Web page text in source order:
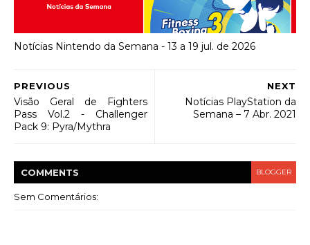
Notícias Nintendo da Semana - 13 a 19 jul. de 2026
NEXT
Notícias PlayStation da
Semana – 7 Abr. 2021
PREVIOUS
Visão Geral de Fighters
Pass Vol.2 - Challenger
Pack 9: Pyra/Mythra
COMMENTS BLOGGER
Sem Comentários: